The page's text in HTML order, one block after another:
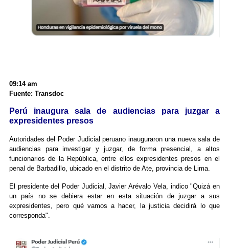
09:14 am
Fuente: Transdoc
Perú inaugura sala de audiencias para juzgar a
expresidentes presos
Autoridades del Poder Judicial peruano inauguraron una nueva sala de
audiencias para investigar y juzgar, de forma presencial, a altos
funcionarios de la República, entre ellos expresidentes presos en el
penal de Barbadillo, ubicado en el distrito de Ate, provincia de Lima.
El presidente del Poder Judicial, Javier Arévalo Vela, indico "Quizá en
un país no se debiera estar en esta situación de juzgar a sus
expresidentes, pero qué vamos a hacer, la justicia decidirá lo que
corresponda".